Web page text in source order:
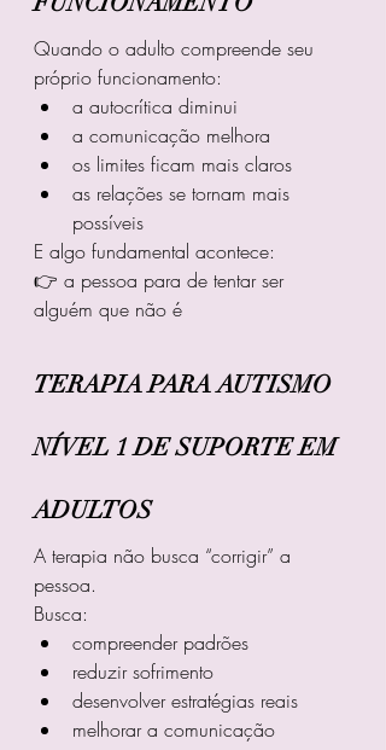
Quando o adulto compreende seu
próprio funcionamento:
a autocrítica diminui
a comunicação melhora
os limites ficam mais claros
as relações se tornam mais
possíveis
E algo fundamental acontece:
👉 a pessoa para de tentar ser
alguém que não é
TERAPIA PARA AUTISMO
NÍVEL 1 DE SUPORTE EM
ADULTOS
A terapia não busca “corrigir” a
pessoa.
Busca:
compreender padrões
reduzir sofrimento
desenvolver estratégias reais
melhorar a comunicação